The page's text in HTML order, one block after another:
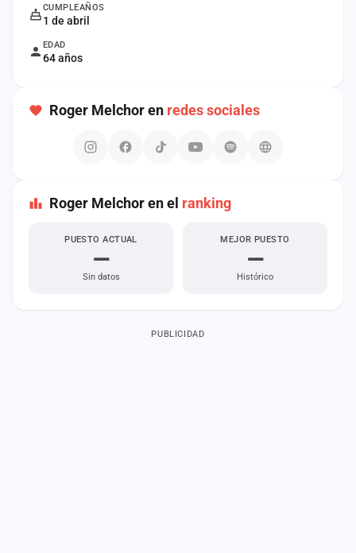
CUMPLEAÑOS
1 de abril
EDAD
64 años
Roger Melchor en redes sociales
Roger Melchor en el ranking
PUESTO ACTUAL
—
Sin datos
MEJOR PUESTO
—
Histórico
PUBLICIDAD